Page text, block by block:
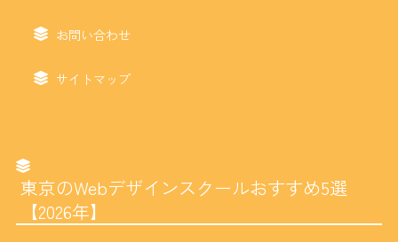
お問い合わせ
サイトマップ
東京のWebデザインスクールおすすめ5選
【2026年】